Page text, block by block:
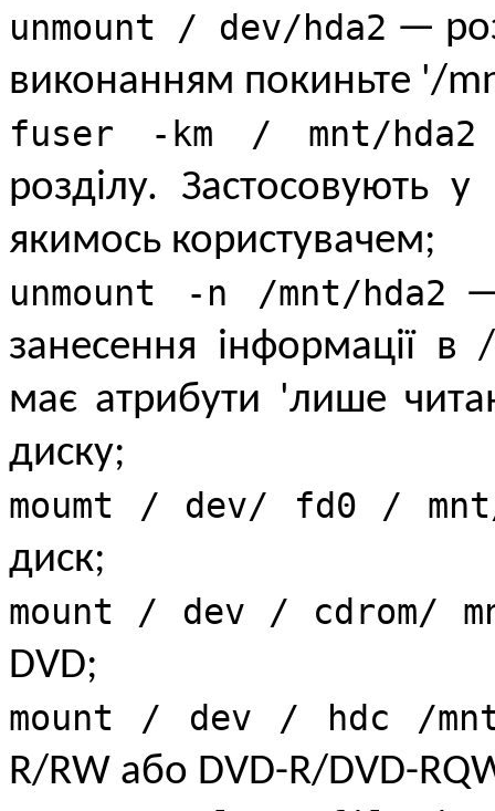
unmount / dev/hda2 —
виконанням покиньте '/
fuser -km / mnt/hda2
розділу. Застосовують
якимось користувачем;
unmount -n /mnt/hda2
занесення інформації
має атрибути 'лише
диску;
moumt / dev/ fd0 /
диск;
mount / dev / cdrom/
DVD;
mount / dev / hdc /
R/RW або DVD-R/DVD-